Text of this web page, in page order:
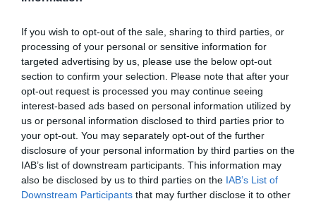
If you wish to opt-out of the sale, sharing to third parties, or
processing of your personal or sensitive information for
targeted advertising by us, please use the below opt-out
section to confirm your selection. Please note that after your
opt-out request is processed you may continue seeing
interest-based ads based on personal information utilized by
us or personal information disclosed to third parties prior to
your opt-out. You may separately opt-out of the further
disclosure of your personal information by third parties on the
IAB’s list of downstream participants. This information may
also be disclosed by us to third parties on the IAB’s List of
Downstream Participants that may further disclose it to other